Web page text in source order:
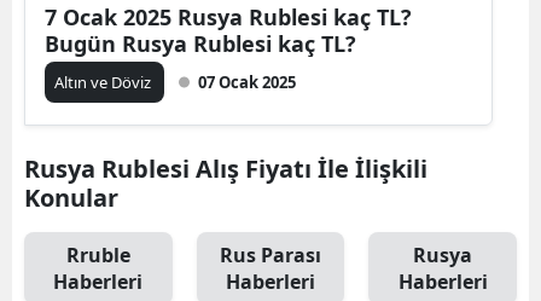
7 Ocak 2025 Rusya Rublesi kaç TL?
Bugün Rusya Rublesi kaç TL?
Altın ve Döviz 07 Ocak 2025
Rusya Rublesi Alış Fiyatı İle İlişkili
Konular
Rruble
Haberleri
Rus Parası
Haberleri
Rusya
Haberleri